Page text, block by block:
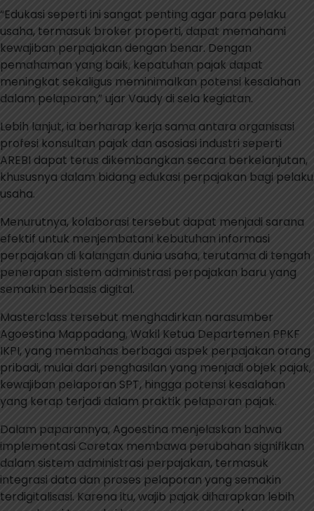
“Edukasi seperti ini sangat penting agar para pelaku
usaha, termasuk broker properti, dapat memahami
kewajiban perpajakan dengan benar. Dengan
pemahaman yang baik, kepatuhan pajak dapat
meningkat sekaligus meminimalkan potensi kesalahan
dalam pelaporan,” ujar Vaudy di sela kegiatan.
Lebih lanjut, ia berharap kerja sama antara organisasi
profesi konsultan pajak dan asosiasi industri seperti
AREBI dapat terus dikembangkan secara berkelanjutan,
khususnya dalam bidang edukasi perpajakan bagi pelaku
usaha.
Menurutnya, kolaborasi tersebut dapat menjadi sarana
efektif untuk menjembatani kebutuhan informasi
perpajakan di kalangan dunia usaha, terutama di tengah
penerapan sistem administrasi perpajakan baru yang
semakin berbasis digital.
Masterclass tersebut menghadirkan narasumber
Agoestina Mappadang, Wakil Ketua Departemen PPKF
IKPI, yang membahas berbagai aspek perpajakan orang
pribadi, mulai dari penghasilan yang menjadi objek pajak,
kewajiban pelaporan SPT, hingga potensi kesalahan
yang kerap terjadi dalam praktik pelaporan pajak.
Dalam paparannya, Agoestina menjelaskan bahwa
implementasi Coretax membawa perubahan signifikan
dalam sistem administrasi perpajakan, termasuk
integrasi data dan proses pelaporan yang semakin
terdigitalisasi. Karena itu, wajib pajak diharapkan lebih